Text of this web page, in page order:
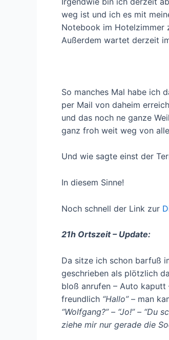
weg ist und ich es mit
Notebook im Hotelzimmer
Außerdem wartet derzeit
So manches Mal habe ich
per Mail von daheim
und das noch ne ganze
ganz froh weit weg von
Und wie sagte einst der
In diesem Sinne!
Noch schnell der Link zur
21h Ortszeit – Update:
Da sitze ich schon barfuß
geschrieben als plötzlich
bloß anrufen – Auto kaputt
freundlich “Hallo”– man
“Wolfgang?” – “Jo!” – “Du
ziehe mir nur gerade die